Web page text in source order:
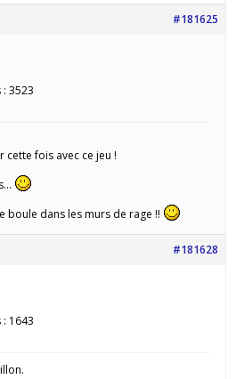
#181625
: 3523
cette fois avec ce jeu !
boule dans les murs de rage !!
#181628
: 1643